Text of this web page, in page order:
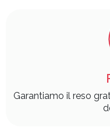
Garantiamo il reso